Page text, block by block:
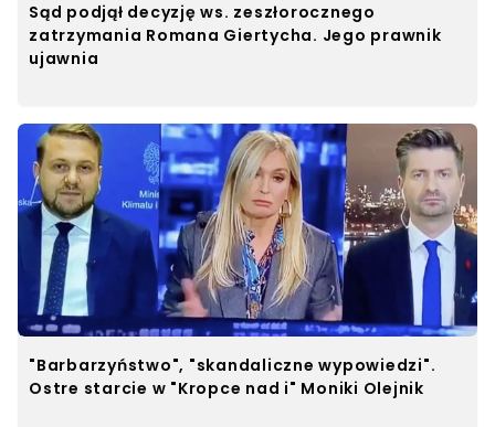
Sąd podjął decyzję ws. zeszłorocznego
zatrzymania Romana Giertycha. Jego prawnik
ujawnia
"Barbarzyństwo", "skandaliczne wypowiedzi".
Ostre starcie w "Kropce nad i" Moniki Olejnik